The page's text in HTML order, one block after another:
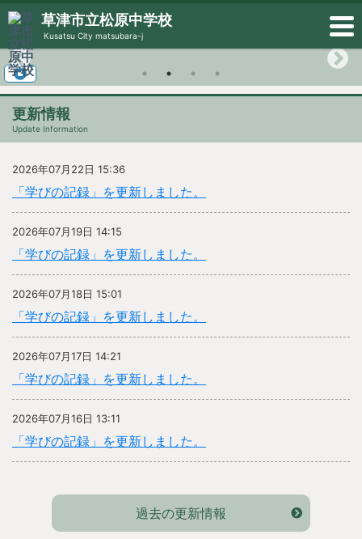
草津市立松原中学校
Kusatsu City matsubara-j
更新情報
Update Information
2026年07月22日 15:36
「学びの記録」を更新しました。
2026年07月19日 14:15
「学びの記録」を更新しました。
2026年07月18日 15:01
「学びの記録」を更新しました。
2026年07月17日 14:21
「学びの記録」を更新しました。
2026年07月16日 13:11
「学びの記録」を更新しました。
過去の更新情報